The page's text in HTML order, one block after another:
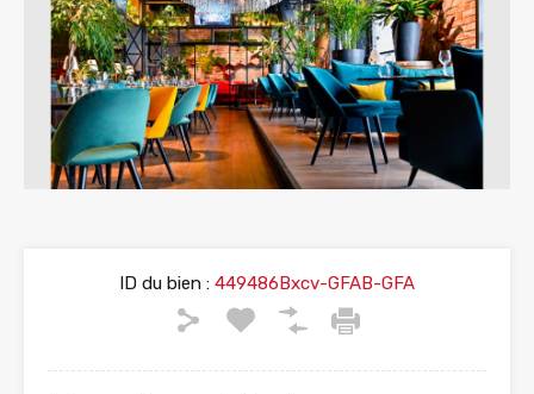
ID du bien : 449486Bxcv-GFAB-GFA